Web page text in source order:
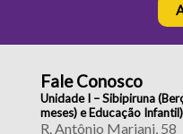
Fale Conosco
Unidade I – Sibipiruna
meses) e Educação Infantil)
R. Antônio Mariani, 58